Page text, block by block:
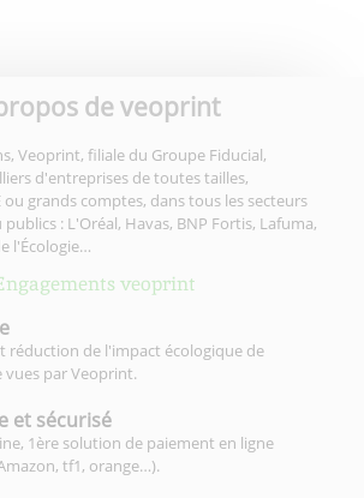
de veoprint
Veoprint, filiale du Groupe Fiducial,
d'entreprises de toutes tailles,
ou grands comptes, dans tous les secteurs
: L'Oréal, Havas, BNP Fortis, Lafuma,
l'Écologie…
veoprint
réduction de l'impact écologique de
vues par Veoprint.
et sécurisé
1ère solution de paiement en ligne
tf1, orange…).